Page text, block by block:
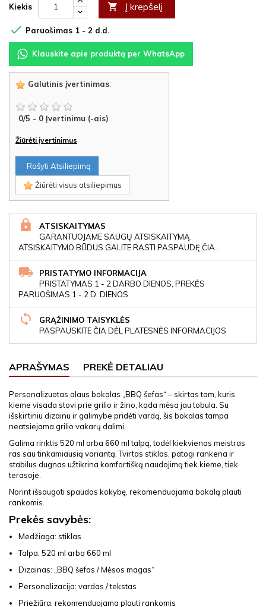
Kiekis  Į krepšelį
 Paruošimas 1 - 2 d.d.
Klauskite apie produktą per WhatsApp
Galutinis įvertinimas:
0/5 - 0 Įvertinimu (-ais)
Žiūrėti įvertinimus
Rašyti Atsiliepimą
Žiūrėti visus atsiliepimus
ATSISKAITYMAS
GARANTUOJAME SAUGŲ ATSISKAITYMĄ.
ATSISKAITYMO BŪDUS GALITE RASTI PASPAUDĘ ČIA..
PRISTATYMO INFORMACIJA
PRISTATYMAS 1 - 2 DARBO DIENOS, PREKĖS
PARUOŠIMAS 1 - 2 D. DIENOS
GRĄŽINIMO TAISYKLĖS
PASPAUSKITE ČIA DĖL PLATESNĖS INFORMACIJOS
APRAŠYMAS PREKĖ DETALIAU
Personalizuotas alaus bokalas „BBQ šefas“ – skirtas tam, kuris
kieme visada stovi prie grilio ir žino, kada mėsa jau tobula. Su
išskirtiniu dizainu ir galimybe pridėti vardą, šis bokalas tampa
neatsiejama grilio vakarų dalimi.
Galima rinktis 520 ml arba 660 ml talpą, todėl kiekvienas meistras
ras sau tinkamiausią variantą. Tvirtas stiklas, patogi rankena ir
stabilus dugnas užtikrina komfortišką naudojimą tiek kieme, tiek
terasoje.
Norint išsaugoti spaudos kokybę, rekomenduojama bokalą plauti
rankomis.
Prekės savybės:
Medžiaga: stiklas
Talpa: 520 ml arba 660 ml
Dizainas: „BBQ šefas / Mėsos magas“
Personalizacija: vardas / tekstas
Priežiūra: rekomenduojama plauti rankomis